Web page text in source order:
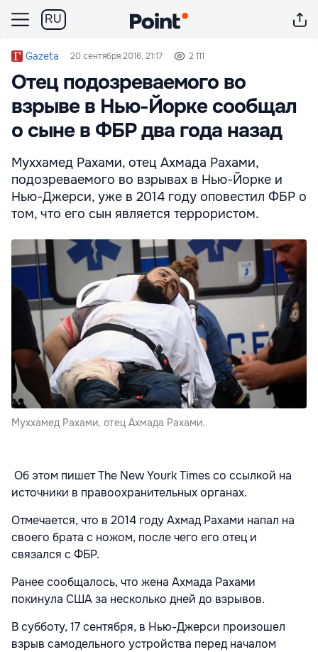
RU
Gazeta 20 сентября 2016, 21:17 2 111
Отец подозреваемого во
взрыве в Нью-Йорке сообщал
о сыне в ФБР два года назад
Муххамед Рахами, отец Ахмада Рахами,
подозреваемого во взрывах в Нью-Йорке и
Нью-Джерси, уже в 2014 году оповестил ФБР о
том, что его сын является террористом.
Муххамед Рахами, отец Ахмада Рахами.
Об этом пишет The New Yourk Times со ссылкой на
источники в правоохранительных органах.
Отмечается, что в 2014 году Ахмад Рахами напал на
своего брата с ножом, после чего его отец и
связался с ФБР.
Ранее сообщалось, что жена Ахмада Рахами
покинула США за несколько дней до взрывов.
В субботу, 17 сентября, в Нью-Джерси произошел
взрыв самодельного устройства перед началом